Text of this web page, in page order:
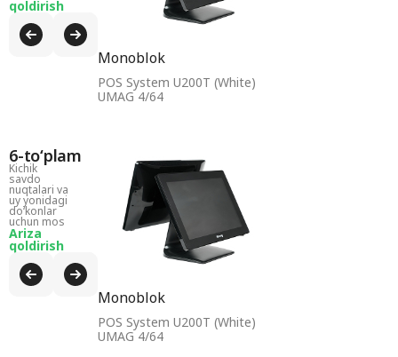
qoldirish
Monoblok
POS System U200T (White)
UMAG 4/64
6-toʻplam
Kichik
savdo
nuqtalari va
uy yonidagi
doʻkonlar
uchun mos
Ariza
qoldirish
Monoblok
POS System U200T (White)
UMAG 4/64